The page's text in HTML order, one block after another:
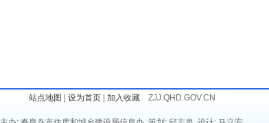
站点地图 设为首页 加入收藏 ZJJ.QHD.GOV.CN